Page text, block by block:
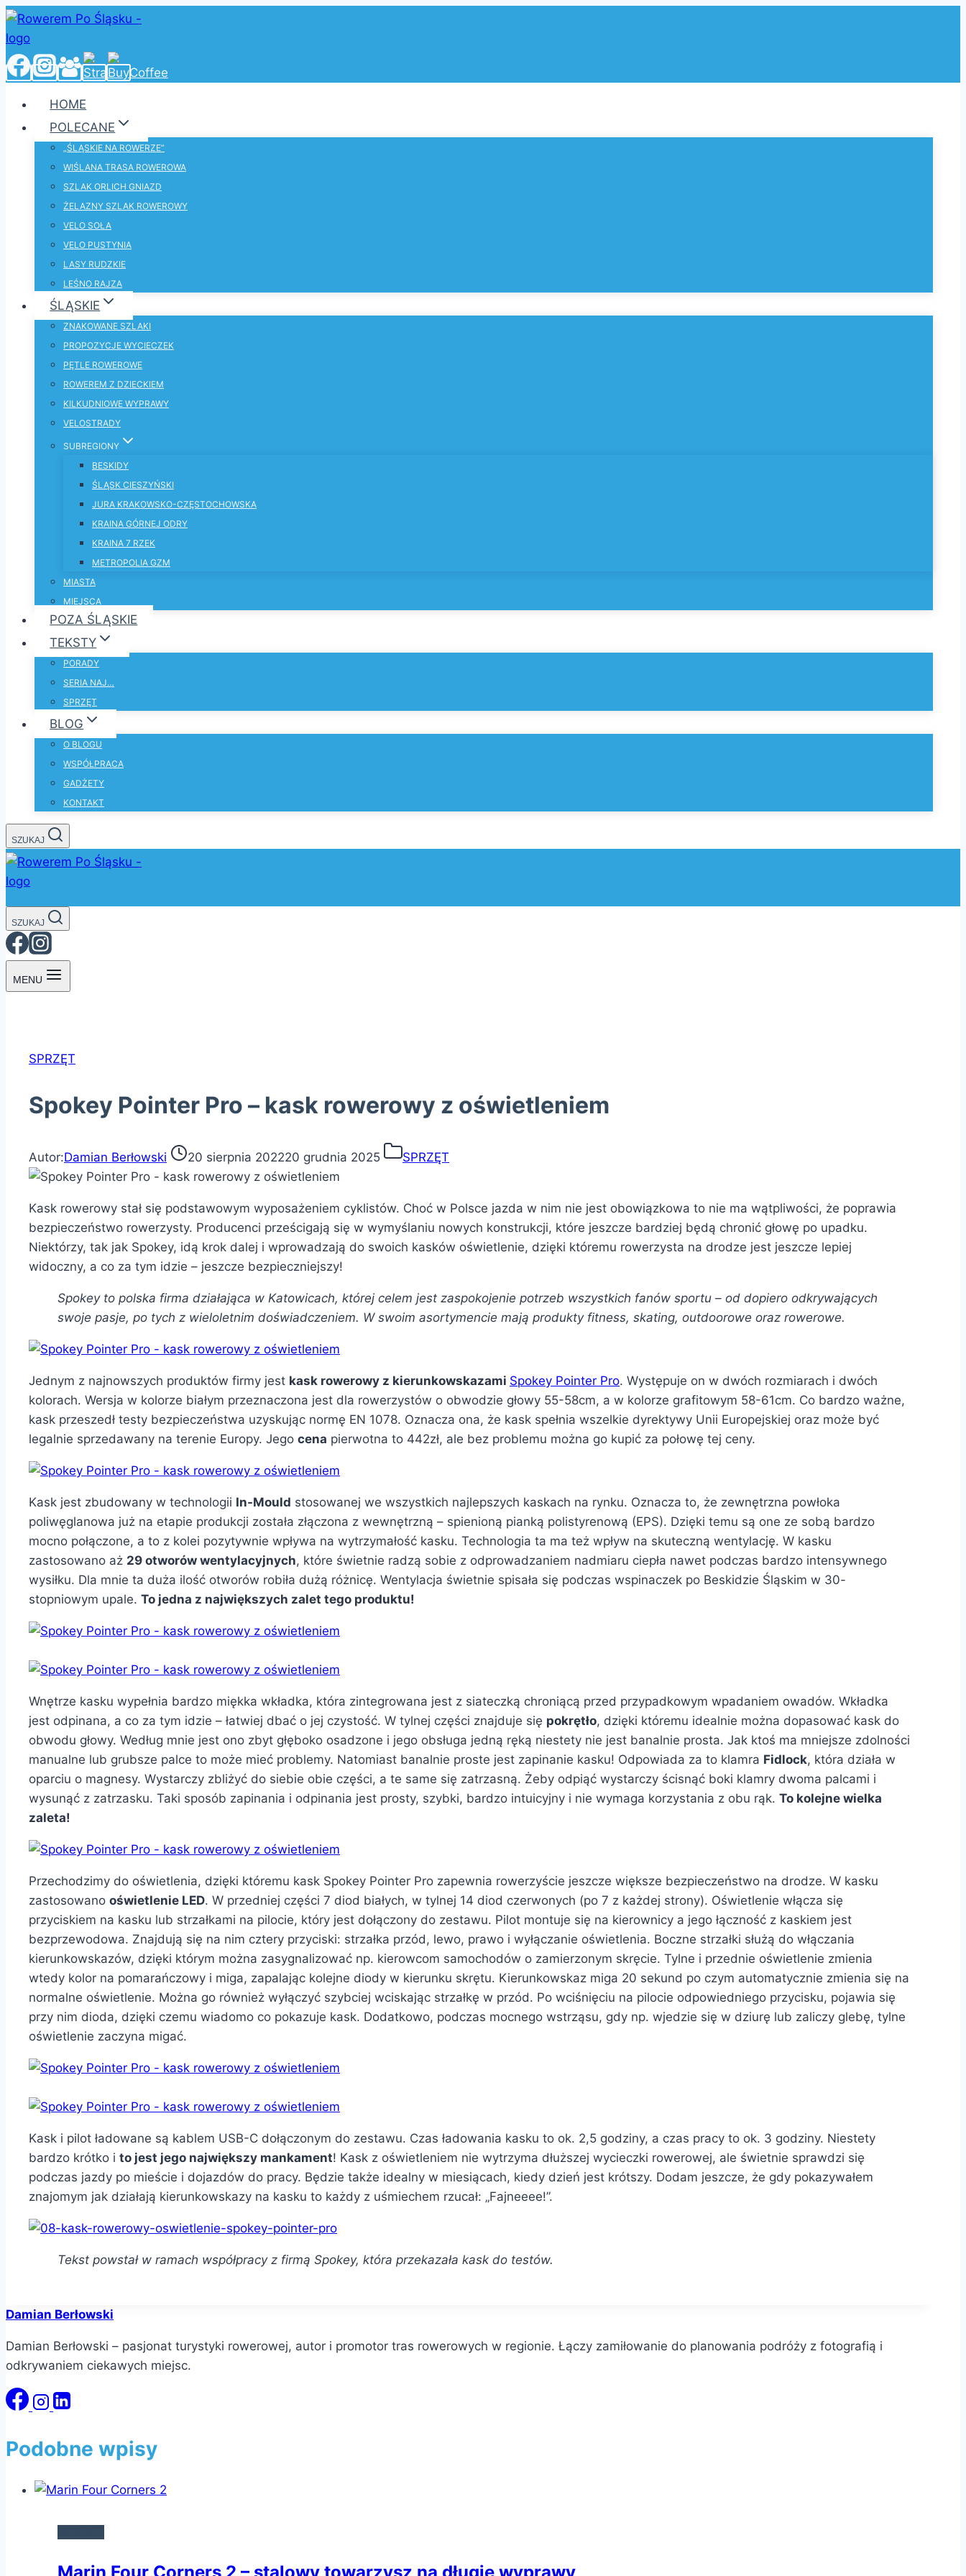
Przejdź
do
treści
HOME
POLECANE
„ŚLĄSKIE NA ROWERZE”
WIŚLANA TRASA ROWEROWA
SZLAK ORLICH GNIAZD
ŻELAZNY SZLAK ROWEROWY
VELO SOŁA
VELO PUSTYNIA
LASY RUDZKIE
LEŚNO RAJZA
ŚLĄSKIE
ZNAKOWANE SZLAKI
PROPOZYCJE WYCIECZEK
PĘTLE ROWEROWE
ROWEREM Z DZIECKIEM
KILKUDNIOWE WYPRAWY
VELOSTRADY
SUBREGIONY
BESKIDY
ŚLĄSK CIESZYŃSKI
JURA KRAKOWSKO-CZĘSTOCHOWSKA
KRAINA GÓRNEJ ODRY
KRAINA 7 RZEK
METROPOLIA GZM
MIASTA
MIEJSCA
POZA ŚLĄSKIE
TEKSTY
PORADY
SERIA NAJ…
SPRZĘT
BLOG
O BLOGU
WSPÓŁPRACA
GADŻETY
KONTAKT
SZUKAJ
SZUKAJ
MENU
SPRZĘT
Spokey Pointer Pro – kask rowerowy z oświetleniem
Autor:Damian Berłowski 20 sierpnia 202220 grudnia 2025 SPRZĘT
Kask rowerowy stał się podstawowym wyposażeniem cyklistów. Choć w Polsce jazda w nim nie jest obowiązkowa to nie ma wątpliwości, że poprawia
bezpieczeństwo rowerzysty. Producenci prześcigają się w wymyślaniu nowych konstrukcji, które jeszcze bardziej będą chronić głowę po upadku.
Niektórzy, tak jak Spokey, idą krok dalej i wprowadzają do swoich kasków oświetlenie, dzięki któremu rowerzysta na drodze jest jeszcze lepiej
widoczny, a co za tym idzie – jeszcze bezpieczniejszy!
Spokey to polska firma działająca w Katowicach, której celem jest zaspokojenie potrzeb wszystkich fanów sportu – od dopiero odkrywających
swoje pasje, po tych z wieloletnim doświadczeniem. W swoim asortymencie mają produkty fitness, skating, outdoorowe oraz rowerowe.
Jednym z najnowszych produktów firmy jest kask rowerowy z kierunkowskazami Spokey Pointer Pro. Występuje on w dwóch rozmiarach i dwóch
kolorach. Wersja w kolorze białym przeznaczona jest dla rowerzystów o obwodzie głowy 55-58cm, a w kolorze grafitowym 58-61cm. Co bardzo ważne,
kask przeszedł testy bezpieczeństwa uzyskując normę EN 1078. Oznacza ona, że kask spełnia wszelkie dyrektywy Unii Europejskiej oraz może być
legalnie sprzedawany na terenie Europy. Jego cena pierwotna to 442zł, ale bez problemu można go kupić za połowę tej ceny.
Kask jest zbudowany w technologii In-Mould stosowanej we wszystkich najlepszych kaskach na rynku. Oznacza to, że zewnętrzna powłoka
poliwęglanowa już na etapie produkcji została złączona z wewnętrzną – spienioną pianką polistyrenową (EPS). Dzięki temu są one ze sobą bardzo
mocno połączone, a to z kolei pozytywnie wpływa na wytrzymałość kasku. Technologia ta ma też wpływ na skuteczną wentylację. W kasku
zastosowano aż 29 otworów wentylacyjnych, które świetnie radzą sobie z odprowadzaniem nadmiaru ciepła nawet podczas bardzo intensywnego
wysiłku. Dla mnie ta duża ilość otworów robiła dużą różnicę. Wentylacja świetnie spisała się podczas wspinaczek po Beskidzie Śląskim w 30-
stopniowym upale. To jedna z największych zalet tego produktu!
Wnętrze kasku wypełnia bardzo miękka wkładka, która zintegrowana jest z siateczką chroniącą przed przypadkowym wpadaniem owadów. Wkładka
jest odpinana, a co za tym idzie – łatwiej dbać o jej czystość. W tylnej części znajduje się pokrętło, dzięki któremu idealnie można dopasować kask do
obwodu głowy. Według mnie jest ono zbyt głęboko osadzone i jego obsługa jedną ręką niestety nie jest banalnie prosta. Jak ktoś ma mniejsze zdolności
manualne lub grubsze palce to może mieć problemy. Natomiast banalnie proste jest zapinanie kasku! Odpowiada za to klamra Fidlock, która działa w
oparciu o magnesy. Wystarczy zbliżyć do siebie obie części, a te same się zatrzasną. Żeby odpiąć wystarczy ścisnąć boki klamry dwoma palcami i
wysunąć z zatrzasku. Taki sposób zapinania i odpinania jest prosty, szybki, bardzo intuicyjny i nie wymaga korzystania z obu rąk. To kolejne wielka
zaleta!
Przechodzimy do oświetlenia, dzięki któremu kask Spokey Pointer Pro zapewnia rowerzyście jeszcze większe bezpieczeństwo na drodze. W kasku
zastosowano oświetlenie LED. W przedniej części 7 diod białych, w tylnej 14 diod czerwonych (po 7 z każdej strony). Oświetlenie włącza się
przyciskiem na kasku lub strzałkami na pilocie, który jest dołączony do zestawu. Pilot montuje się na kierownicy a jego łączność z kaskiem jest
bezprzewodowa. Znajdują się na nim cztery przyciski: strzałka przód, lewo, prawo i wyłączanie oświetlenia. Boczne strzałki służą do włączania
kierunkowskazów, dzięki którym można zasygnalizować np. kierowcom samochodów o zamierzonym skręcie. Tylne i przednie oświetlenie zmienia
wtedy kolor na pomarańczowy i miga, zapalając kolejne diody w kierunku skrętu. Kierunkowskaz miga 20 sekund po czym automatycznie zmienia się na
normalne oświetlenie. Można go również wyłączyć szybciej wciskając strzałkę w przód. Po wciśnięciu na pilocie odpowiedniego przycisku, pojawia się
przy nim dioda, dzięki czemu wiadomo co pokazuje kask. Dodatkowo, podczas mocnego wstrząsu, gdy np. wjedzie się w dziurę lub zaliczy glebę, tylne
oświetlenie zaczyna migać.
Kask i pilot ładowane są kablem USB-C dołączonym do zestawu. Czas ładowania kasku to ok. 2,5 godziny, a czas pracy to ok. 3 godziny. Niestety
bardzo krótko i to jest jego największy mankament! Kask z oświetleniem nie wytrzyma dłuższej wycieczki rowerowej, ale świetnie sprawdzi się
podczas jazdy po mieście i dojazdów do pracy. Będzie także idealny w miesiącach, kiedy dzień jest krótszy. Dodam jeszcze, że gdy pokazywałem
znajomym jak działają kierunkowskazy na kasku to każdy z uśmiechem rzucał: „Fajneeee!”.
Tekst powstał w ramach współpracy z firmą Spokey, która przekazała kask do testów.
Damian Berłowski
Damian Berłowski – pasjonat turystyki rowerowej, autor i promotor tras rowerowych w regionie. Łączy zamiłowanie do planowania podróży z fotografią i
odkrywaniem ciekawych miejsc.
Podobne wpisy